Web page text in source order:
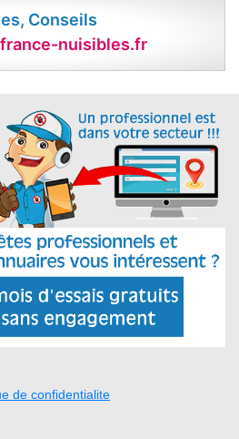
Conseils
nuisibles.fr
de confidentialite